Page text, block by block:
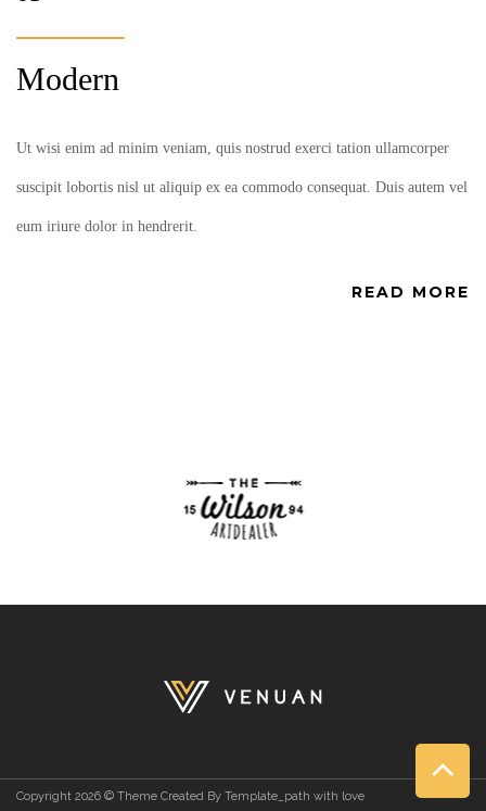
Modern
Ut wisi enim ad minim veniam, quis nostrud exerci tation ullamcorper
suscipit lobortis nisl ut aliquip ex ea commodo consequat. Duis autem vel
eum iriure dolor in hendrerit.
READ MORE
Copyright 2026 © Theme Created By Template_path with love